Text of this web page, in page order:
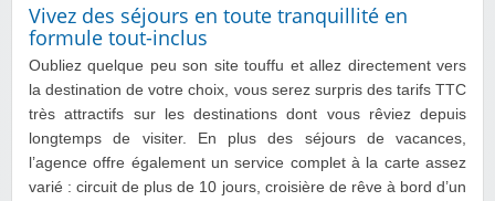
Vivez des séjours en toute tranquillité en
formule tout-inclus
Oubliez quelque peu son site touffu et allez directement vers
la destination de votre choix, vous serez surpris des tarifs TTC
très attractifs sur les destinations dont vous rêviez depuis
longtemps de visiter. En plus des séjours de vacances,
l’agence offre également un service complet à la carte assez
varié : circuit de plus de 10 jours, croisière de rêve à bord d’un